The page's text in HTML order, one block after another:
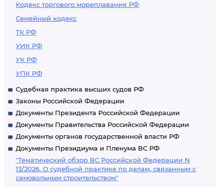
Кодекс торгового мореплавания РФ
Семейный кодекс
ТК РФ
УИК РФ
УК РФ
УПК РФ
Судебная практика высших судов РФ
Законы Российской Федерации
Документы Президента Российской Федерации
Документы Правительства Российской Федерации
Документы органов государственной власти РФ
Документы Президиума и Пленума ВС РФ
"Тематический обзор ВС Российской Федерации N
13/2026. О судебной практике по делам, связанным с
самовольным строительством"